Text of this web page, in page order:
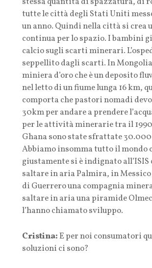
tutte le città degli Stati Uniti
un anno. Quindi nella città si crea
continua per lo spazio. I bambini
calcio sugli scarti minerari.
seppellito dagli scarti. In Mongolia
miniera d’oro che è un deposito
nel letto di un fiume lunga 16 km,
comporta che pastori nomadi
30km per andare a prendere
per le attività minerarie tra il 1990
Ghana sono state sfrattate
Abbiamo insomma tutto il mondo
giustamente si è indignato all’ISIS
saltare in aria Palmira, in
di Guerrero una compagnia
saltare in aria una piramide
l’hanno chiamato sviluppo.
Cristina:E per noi consumatori
soluzioni ci sono?